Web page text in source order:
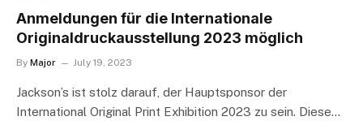
Anmeldungen für die Internationale
Originaldruckausstellung 2023 möglich
By Major July 19, 2023
Jackson’s ist stolz darauf, der Hauptsponsor der
International Original Print Exhibition 2023 zu sein. Diese…